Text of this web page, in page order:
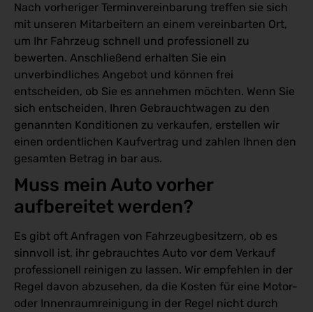
Nach vorheriger Terminvereinbarung treffen sie sich
mit unseren Mitarbeitern an einem vereinbarten Ort,
um Ihr Fahrzeug schnell und professionell zu
bewerten. Anschließend erhalten Sie ein
unverbindliches Angebot und können frei
entscheiden, ob Sie es annehmen möchten. Wenn Sie
sich entscheiden, Ihren Gebrauchtwagen zu den
genannten Konditionen zu verkaufen, erstellen wir
einen ordentlichen Kaufvertrag und zahlen Ihnen den
gesamten Betrag in bar aus.
Muss mein Auto vorher
aufbereitet werden?
Es gibt oft Anfragen von Fahrzeugbesitzern, ob es
sinnvoll ist, ihr gebrauchtes Auto vor dem Verkauf
professionell reinigen zu lassen. Wir empfehlen in der
Regel davon abzusehen, da die Kosten für eine Motor-
oder Innenraumreinigung in der Regel nicht durch